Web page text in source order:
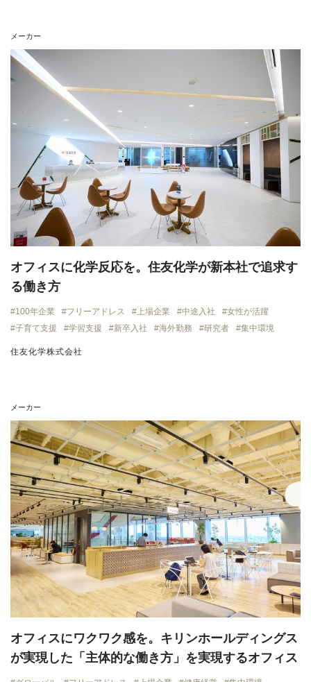
メーカー
オフィスに化学反応を。住友化学が新本社で追求す
る働き方
100年企業 フリーアドレス 上場企業 中途入社
女性が活躍
子育て支援
学習支援 新卒入社 海外勤務 研究者 集中環境
住友化学株式会社
メーカー
オフィスにワクワク感を。キリンホールディングス
が実現した「主体的な働き方」を実現するオフィス